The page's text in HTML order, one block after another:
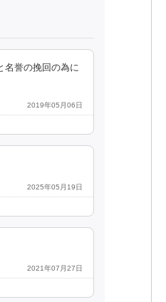
名誉の挽回の為に
2019年05月06日
2025年05月19日
2021年07月27日